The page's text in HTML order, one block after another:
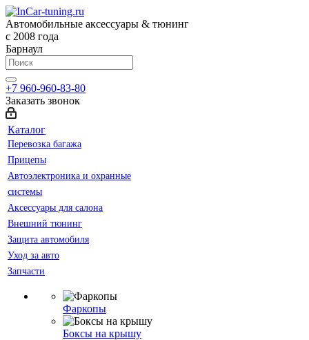
Автомобильные аксессуары & тюнинг
с 2008 года
Барнаул
+7 960-960-83-80
Заказать звонок
Каталог
Перевозка багажа
Прицепы
Автоэлектроника и охранные
системы
Аксессуары для салона
Внешний тюнинг
Защита автомобиля
Уход за авто
Запчасти
Фаркопы
Боксы на крышу